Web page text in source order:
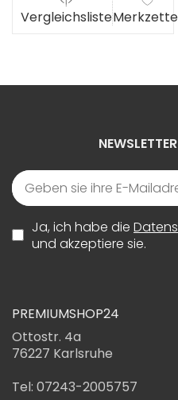
Vergleichsliste
Ja, ich habe die
und akzeptiere sie.
PREMIUMSHOP24
Ottostr. 4a
76227 Karlsruhe
Tel: 07243-2005757